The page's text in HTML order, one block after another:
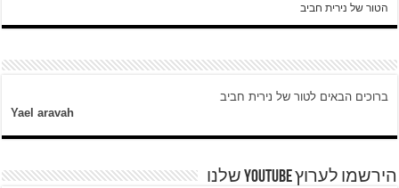
הטור של נירית חביב
ברוכים הבאים לטור של נירית חביב
Yael aravah
הירשמו לערוץ YOUTUBE שלנו